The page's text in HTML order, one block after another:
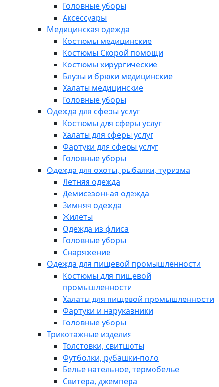
Головные уборы
Аксессуары
Медицинская одежда
Костюмы медицинские
Костюмы Скорой помощи
Костюмы хирургические
Блузы и брюки медицинские
Халаты медицинские
Головные уборы
Одежда для сферы услуг
Костюмы для сферы услуг
Халаты для сферы услуг
Фартуки для сферы услуг
Головные уборы
Одежда для охоты, рыбалки, туризма
Летняя одежда
Демисезонная одежда
Зимняя одежда
Жилеты
Одежда из флиса
Головные уборы
Снаряжение
Одежда для пищевой промышленности
Костюмы для пищевой
промышленности
Халаты для пищевой промышленности
Фартуки и нарукавники
Головные уборы
Трикотажные изделия
Толстовки, свитшоты
Футболки, рубашки-поло
Белье нательное, термобелье
Свитера, джемпера